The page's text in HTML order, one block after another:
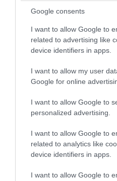
Google consents
I want to allow Google to
related to advertising like
device identifiers in apps.
I want to allow my user
Google for online
I want to allow Google to
personalized advertising.
I want to allow Google to
related to analytics like
device identifiers in apps.
I want to allow Google to
«Επιχείρηση ελεύθερα
αντικείμενα από
06.08.2026 | 09:03